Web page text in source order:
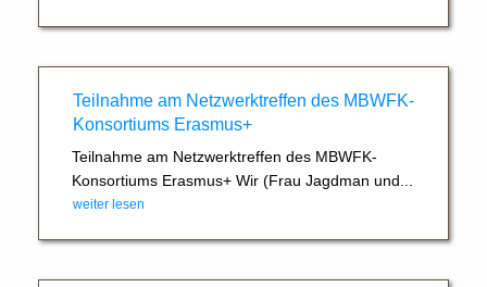
Teilnahme am Netzwerktreffen des MBWFK-
Konsortiums Erasmus+
Teilnahme am Netzwerktreffen des MBWFK-
Konsortiums Erasmus+ Wir (Frau Jagdman und...
weiter lesen